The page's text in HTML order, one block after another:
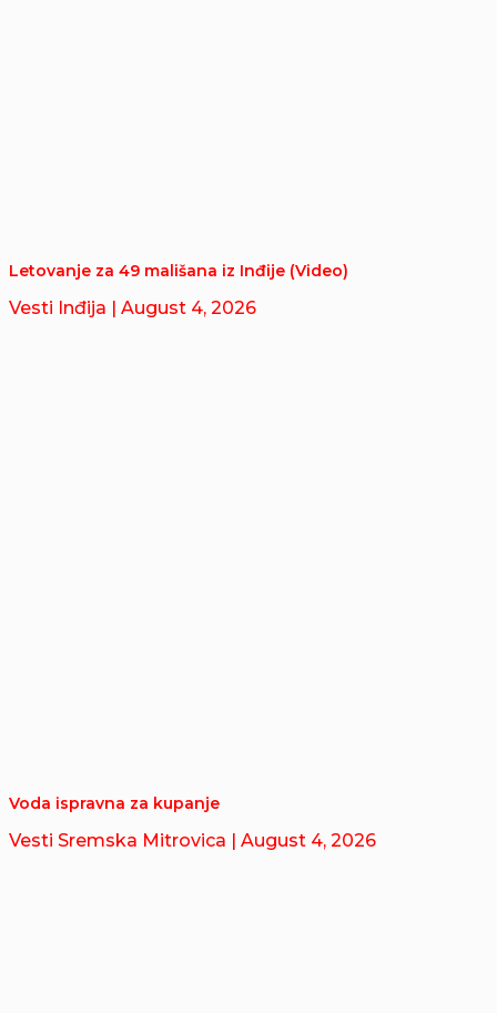
Letovanje za 49 mališana iz Inđije (Video)
Vesti Inđija | August 4, 2026
Voda ispravna za kupanje
Vesti Sremska Mitrovica | August 4, 2026